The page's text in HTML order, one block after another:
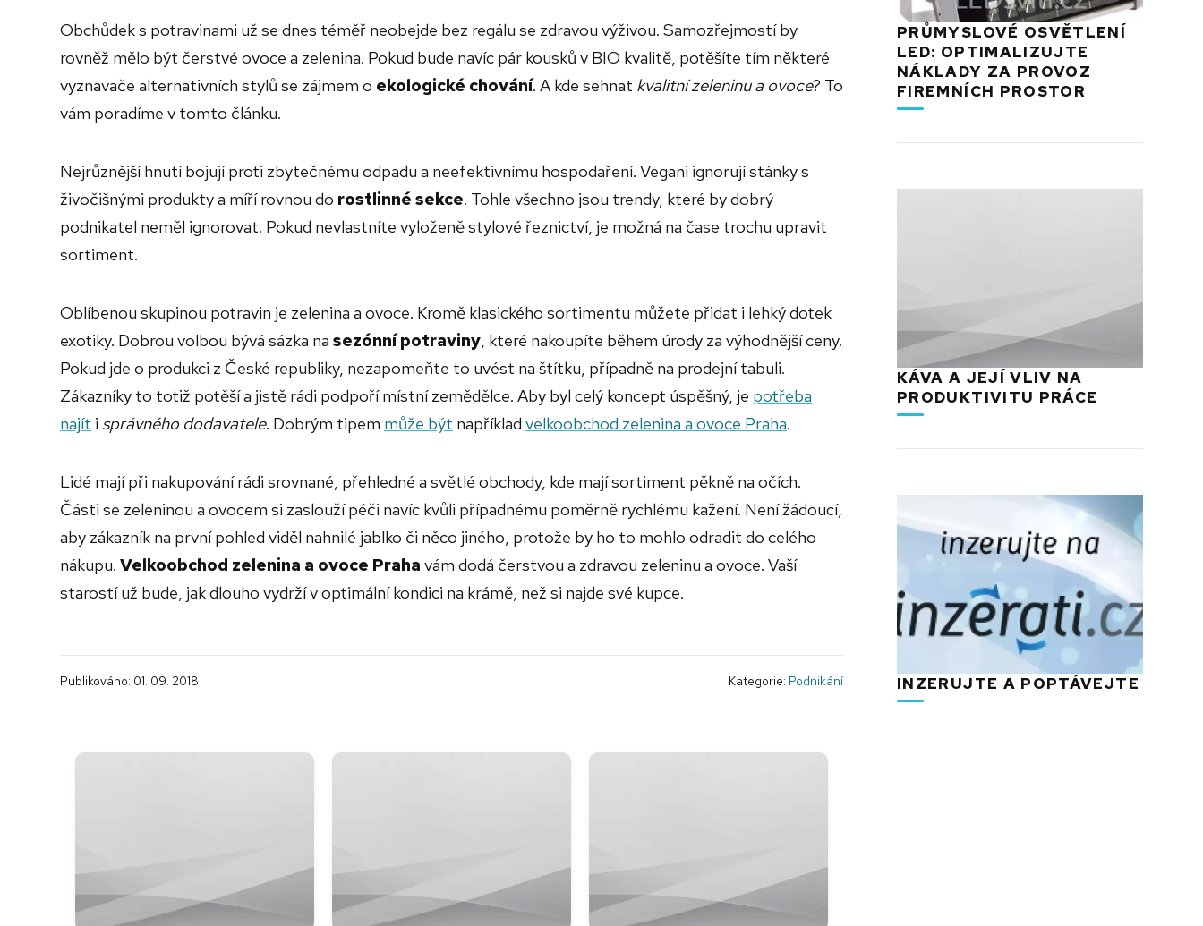
Obchůdek s potravinami už se dnes téměř neobejde bez regálu se zdravou výživou. Samozřejmostí by
rovněž mělo být čerstvé ovoce a zelenina. Pokud bude navíc pár kousků v BIO kvalitě, potěšíte tím některé
vyznavače alternativních stylů se zájmem o ekologické chování. A kde sehnat kvalitní zeleninu a ovoce? To
vám poradíme v tomto článku.
Nejrůznější hnutí bojují proti zbytečnému odpadu a neefektivnímu hospodaření. Vegani ignorují stánky s
živočišnými produkty a míří rovnou do rostlinné sekce. Tohle všechno jsou trendy, které by dobrý
podnikatel neměl ignorovat. Pokud nevlastníte vyloženě stylové řeznictví, je možná na čase trochu upravit
sortiment.
Oblíbenou skupinou potravin je zelenina a ovoce. Kromě klasického sortimentu můžete přidat i lehký dotek
exotiky. Dobrou volbou bývá sázka na sezónní potraviny, které nakoupíte během úrody za výhodnější ceny.
Pokud jde o produkci z České republiky, nezapomeňte to uvést na štítku, případně na prodejní tabuli.
Zákazníky to totiž potěší a jistě rádi podpoří místní zemědělce. Aby byl celý koncept úspěšný, je potřeba
najít i správného dodavatele. Dobrým tipem může být například velkoobchod zelenina a ovoce Praha.
Lidé mají při nakupování rádi srovnané, přehledné a světlé obchody, kde mají sortiment pěkně na očích.
Části se zeleninou a ovocem si zaslouží péči navíc kvůli případnému poměrně rychlému kažení. Není žádoucí,
aby zákazník na první pohled viděl nahnilé jablko či něco jiného, protože by ho to mohlo odradit do celého
nákupu. Velkoobchod zelenina a ovoce Praha vám dodá čerstvou a zdravou zeleninu a ovoce. Vaší
starostí už bude, jak dlouho vydrží v optimální kondici na krámě, než si najde své kupce.
Publikováno: 01. 09. 2018 Kategorie: Podnikání
PRŮMYSLOVÉ OSVĚTLENÍ
LED: OPTIMALIZUJTE
NÁKLADY ZA PROVOZ
FIREMNÍCH PROSTOR
KÁVA A JEJÍ VLIV NA
PRODUKTIVITU PRÁCE
INZERUJTE A POPTÁVEJTE